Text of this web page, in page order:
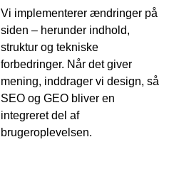
Vi implementerer ændringer på
siden – herunder indhold,
struktur og tekniske
forbedringer. Når det giver
mening, inddrager vi design, så
SEO og GEO bliver en
integreret del af
brugeroplevelsen.